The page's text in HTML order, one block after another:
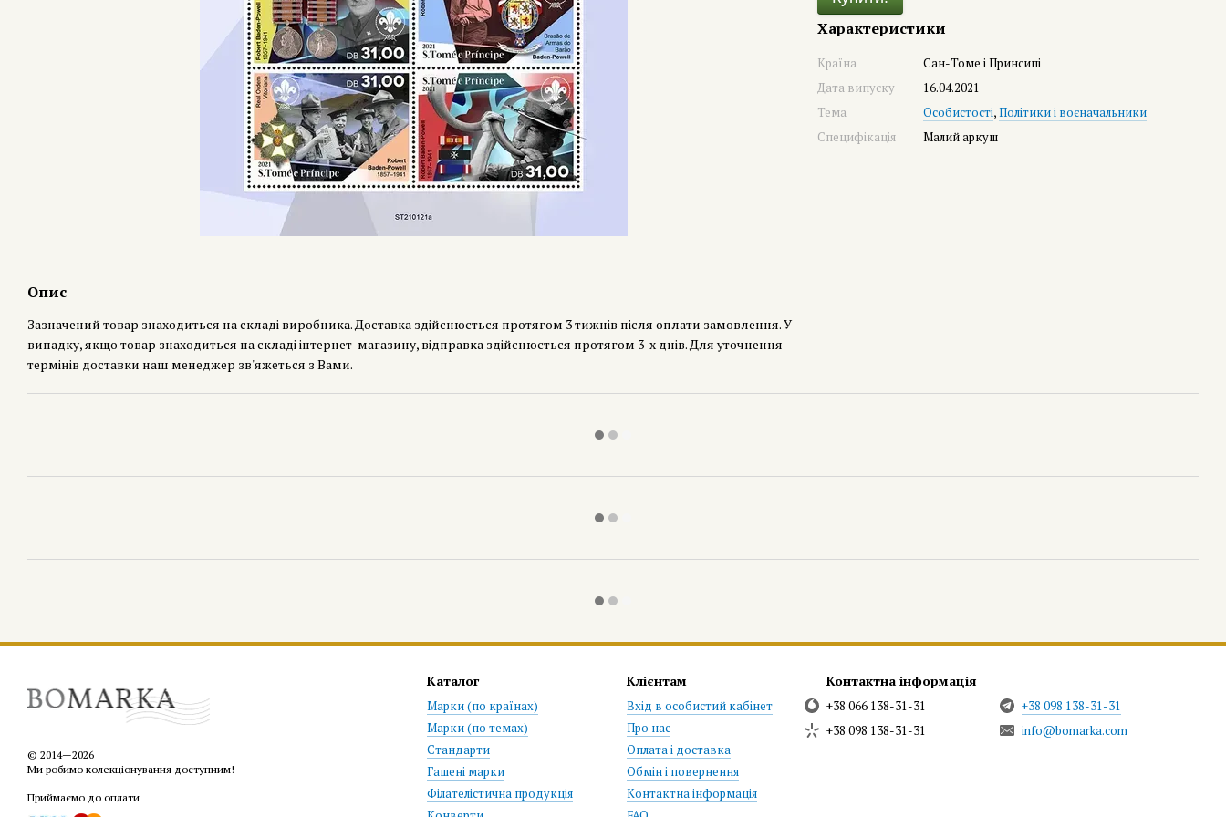
Опис
Зазначений товар знаходиться на складі виробника. Доставка здійснюється протягом 3 тижнів після оплати замовлення. У
випадку, якщо товар знаходиться на складі інтернет-магазину, відправка здійснюється протягом 3-х днів. Для уточнення
термінів доставки наш менеджер зв'яжеться з Вами.
Характеристики
Країна
Сан-Томе і Принсипі
Дата випуску
16.04.2021
Тема
Особистості,Політики і воєначальники
Специфікація
Малий аркуш
© 2014—2026
Ми робимо колекціонування доступним!
Приймаємо до оплати
Каталог
Марки (по країнах)
Марки (по темах)
Стандарти
Гашені марки
Філателістична продукція
Клієнтам
Вхід в особистий кабінет
Про нас
Оплата і доставка
Обмін і повернення
Контактна інформація
Контактна інформація
+38 066 138-31-31
+38 098 138-31-31
+38 098 138-31-31
info@bomarka.com